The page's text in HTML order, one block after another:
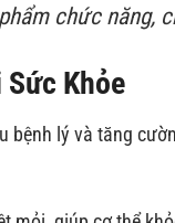
chức năng,
Khỏe
bệnh lý và tăng